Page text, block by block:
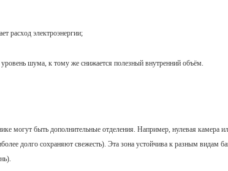
расход электроэнергии;
шума, к тому же снижается полезный внутренний объём.
могут быть дополнительные отделения. Например, нулевая камера
долго сохраняют свежесть). Эта зона устойчива к разным видам